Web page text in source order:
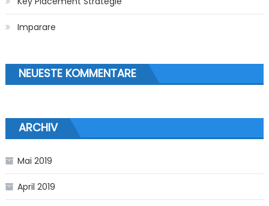
Imparare
NEUESTE KOMMENTARE
ARCHIV
Mai 2019
April 2019